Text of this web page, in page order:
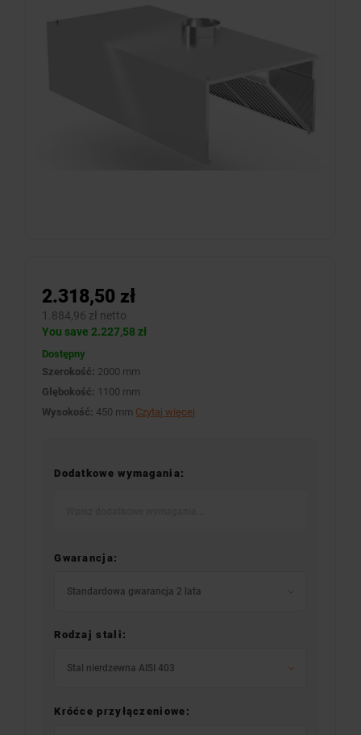
2.318,50 zł
1.884,96 zł netto
You save 2.227,58 zł
Dostępny
Szerokość: 2000 mm
Głębokość: 1100 mm
Wysokość: 450 mm Czytaj więcej
Dodatkowe wymagania:
Gwarancja:
Standardowa gwarancja 2 lata
Rodzaj stali:
Stal nierdzewna AISI 403
Króćce przyłączeniowe: